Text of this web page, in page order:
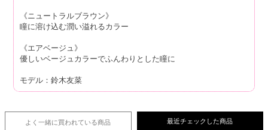
《ニュートラルブラウン》
瞳に溶け込む潤い溢れるカラー
《エアベージュ》
優しいベージュカラーでふんわりとした瞳に
モデル：鈴木友菜
よく一緒に買われている商品 最近チェックした商品